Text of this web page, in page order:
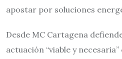
apostar por soluciones
Desde MC Cartagena
actuación “viable y